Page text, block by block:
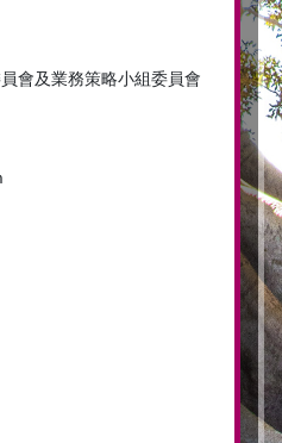
會及業務策略小組委員會